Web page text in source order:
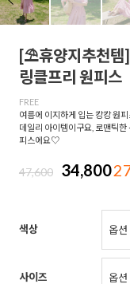
[⛱️휴양지추천템
링클프리 원피스
FREE
여름에 이지하게 입는 캉캉 원
데일리 아이템이구요, 로맨틱
피스에요♡
47,600 34,800
색상
사이즈